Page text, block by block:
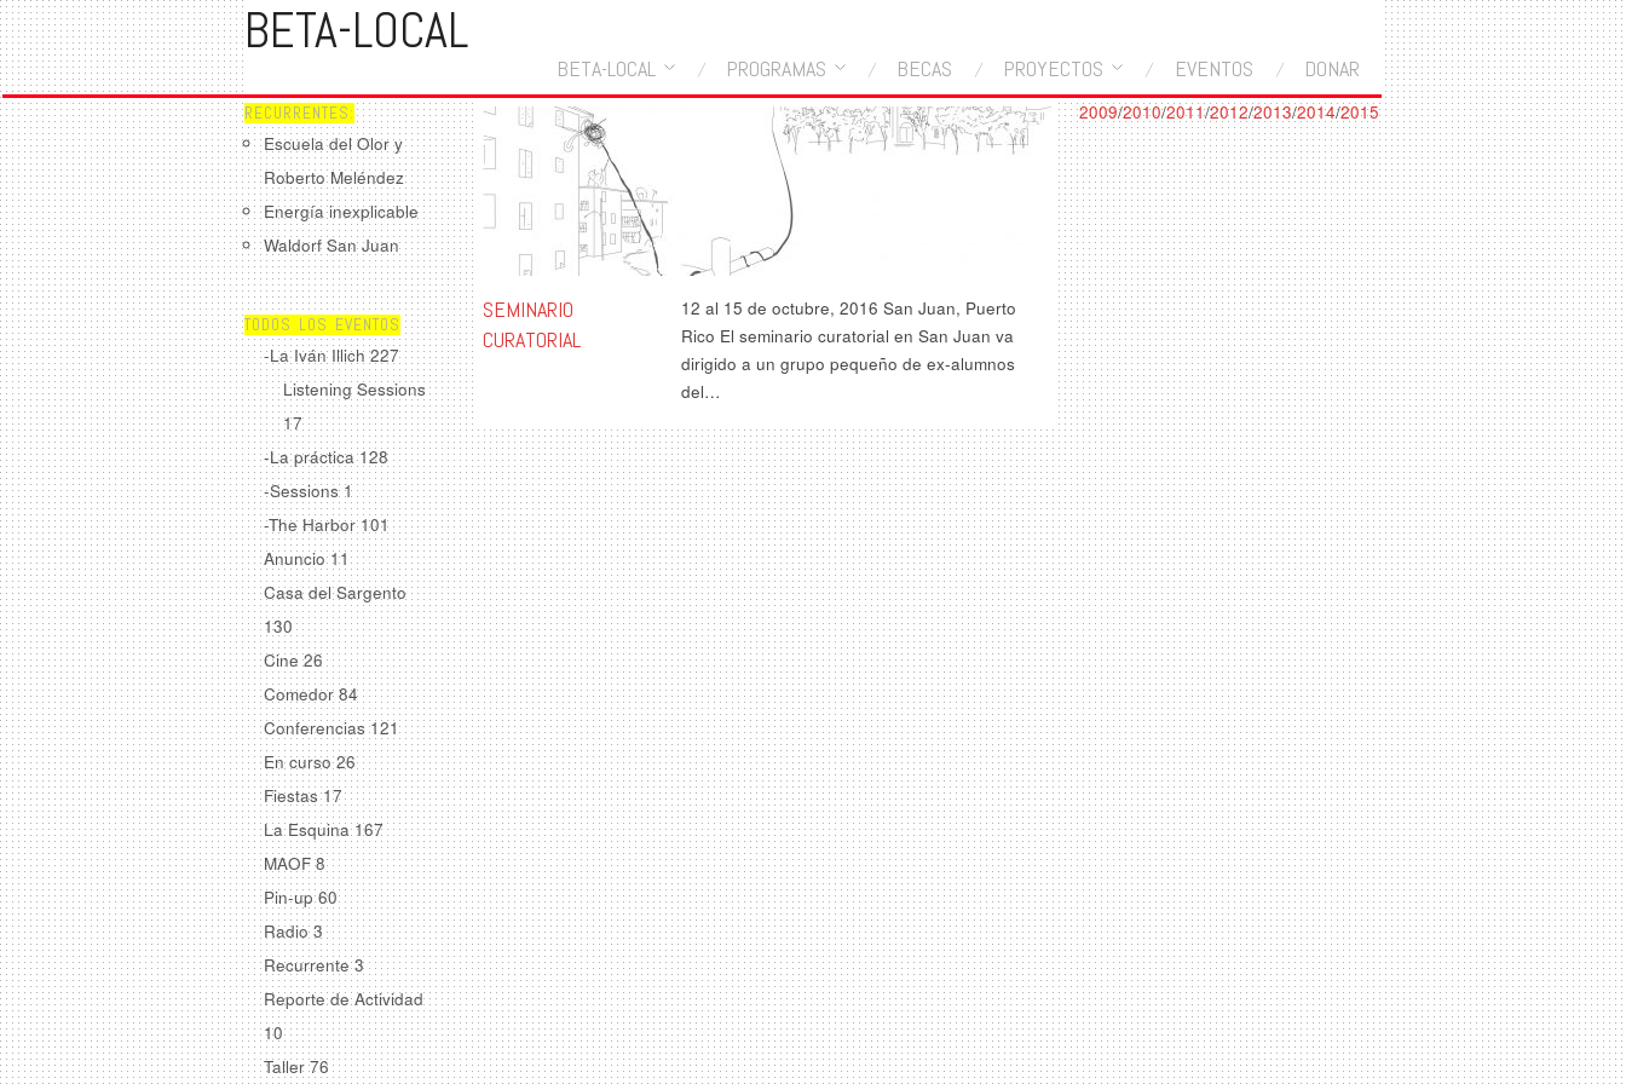
BETA-LOCAL
BETA-LOCAL PROGRAMAS BECAS PROYECTOS EVENTOS DONAR
RECURRENTES:
Escuela del Olor y
Roberto Meléndez
Energía inexplicable
Waldorf San Juan
TODOS LOS EVENTOS
-La Iván Illich227
Listening Sessions
17
-La práctica128
-Sessions 1
-The Harbor101
Anuncio11
Casa del Sargento
130
Cine26
Comedor 84
Conferencias121
En curso26
Fiestas17
La Esquina167
MAOF8
Pin-up60
Radio3
Recurrente3
Reporte de Actividad
10
Taller76
SEMINARIO
CURATORIAL
12 al 15 de octubre, 2016 San Juan, Puerto
Rico El seminario curatorial en San Juan va
dirigido a un grupo pequeño de ex-alumnos
del…
2009/2010/2011/2012/2013/2014/2015